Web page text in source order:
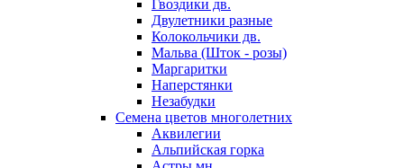
Гвоздики дв.
Двулетники разные
Колокольчики дв.
Мальва (Шток - розы)
Маргаритки
Наперстянки
Незабудки
Семена цветов многолетних
Аквилегии
Альпийская горка